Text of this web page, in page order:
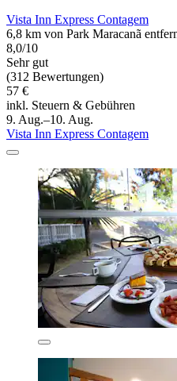
Vista Inn Express Contagem
6,8 km von Park Maracanã
8,0/10
Sehr gut
(312 Bewertungen)
57 €
inkl. Steuern & Gebühren
9. Aug.–10. Aug.
Vista Inn Express Contagem